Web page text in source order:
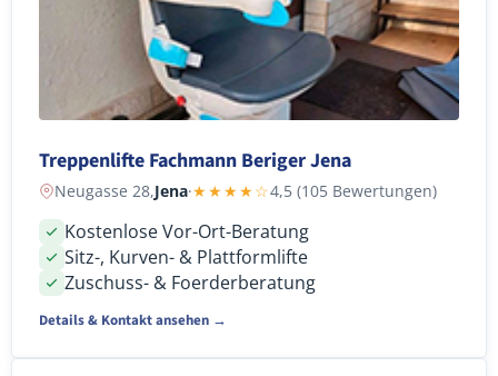
Treppenlifte Fachmann Beriger Jena
Neugasse 28,Jena·★★★★☆4,5 (105 Bewertungen)
Kostenlose Vor-Ort-Beratung
Sitz-, Kurven- & Plattformlifte
Zuschuss- & Foerderberatung
Details & Kontakt ansehen →